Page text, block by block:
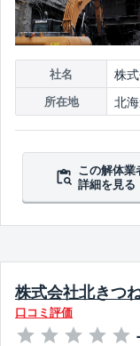
社名 株
所在地 北
この解体業
詳細を見る
株式会社北きつ
口コミ評価
-